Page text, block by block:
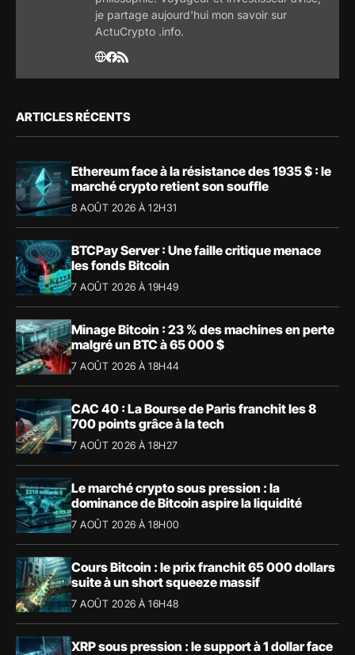
je partage aujourd'hui mon savoir sur
ActuCrypto .info.
ARTICLES RÉCENTS
Ethereum face à la résistance des 1935 $ : le
marché crypto retient son souffle
8 AOÛT 2026 À 12H31
BTCPay Server : Une faille critique menace
les fonds Bitcoin
7 AOÛT 2026 À 19H49
Minage Bitcoin : 23 % des machines en perte
malgré un BTC à 65 000 $
7 AOÛT 2026 À 18H44
CAC 40 : La Bourse de Paris franchit les 8
700 points grâce à la tech
7 AOÛT 2026 À 18H27
Le marché crypto sous pression : la
dominance de Bitcoin aspire la liquidité
7 AOÛT 2026 À 18H00
Cours Bitcoin : le prix franchit 65 000 dollars
suite à un short squeeze massif
7 AOÛT 2026 À 16H48
XRP sous pression : le support à 1 dollar face